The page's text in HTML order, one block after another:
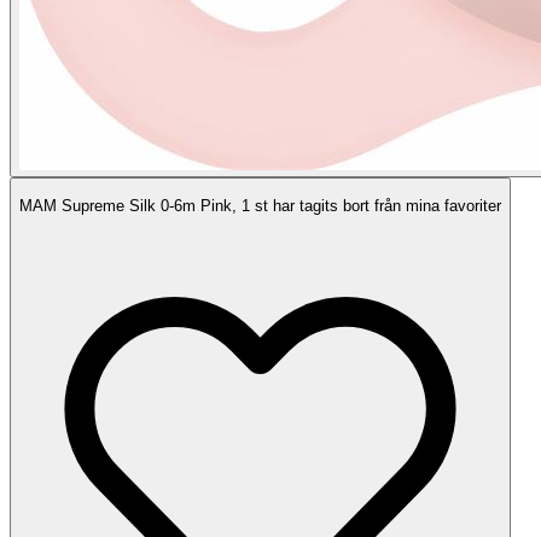
MAM Supreme Silk 0-6m Pink, 1 st har tagits bort från mina favoriter